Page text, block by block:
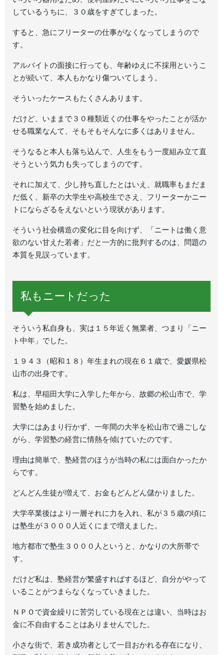
しているうちに、３０歳をすぎてしまった。
すると、急にフリーターの仕事がなくなってしまうので
す。
アルバイトの面接に行っても、年齢ゆえに不採用というこ
とが続いて、本人もかなり傷ついてしまう。
そういったケースもたくさんあります。
だけど、いままで３０種類近くの仕事をやったことが活か
せる職業なんて、そもそもそんなに多くはありません。
そうなると本人も落ち込んで、人生をもう一度組み立て直
そうという気力も失ってしまうのです。
それに加えて、少し持ち直したとはいえ、就職率もまだま
だ低く、新卒の大学生や高校生でさえ、フリーターかニー
トにならざるをえないという現状があります。
そういう社会構造の変化に目を向けず、「ニートは働く意
欲のない甘えた若者」だと一方的に批判するのは、問題の
本質を見誤っています。
私もニートだった
そういう私自身も、実は１５年近く無業者、つまり「ニー
ト中年」でした。
１９４３（昭和１８）年生まれの現在６１歳で、愛媛県松
山市の出身です。
私は、早稲田大学に入学した年から、故郷の松山市で、学
習塾を始めました。
大学にはあまり行かず、一年間の大半を松山市で過ごしな
がら、学習塾の経営に情熱を傾けていたのです。
理由は簡単で、塾経営のほうが当時の私には面白かったか
らです。
どんどん生徒が増えて、お金もどんどん儲かりました。
大学卒業後はより一層それに力を入れ、私が３５歳の頃に
は塾生が３０００人近くにまで増えました。
地方都市で塾生３０００人というと、かなりの大所帯で
す。
だけど私は、塾経営が繁盛すればするほど、自分がやって
いることがつまらなくなっていきました。
ＮＰＯで資金繰りに苦労している現在とは違い、当時はお
金に不自由することはありませんでした。
小さな街で、若き成功者として一目おかれる存在になり、